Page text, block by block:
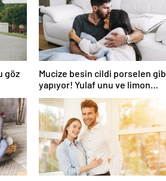
göz
Mucize besin cildi porselen
yapıyor! Yulaf unu ve limon…